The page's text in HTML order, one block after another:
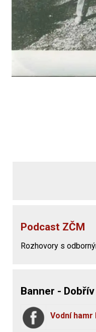
Podcast ZČM
Rozhovory s
Banner -
Vodní hamr